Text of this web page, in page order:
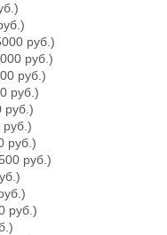
руб.)
руб.)
руб.)
руб.)
руб.)
руб.)
руб.)
руб.)
руб.)